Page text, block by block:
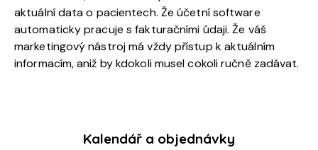
aktuální data o pacientech. Že účetní software
automaticky pracuje s fakturačními údaji. Že váš
marketingový nástroj má vždy přístup k aktuálním
informacím, aniž by kdokoli musel cokoli ručně zadávat.
Kalendář a objednávky